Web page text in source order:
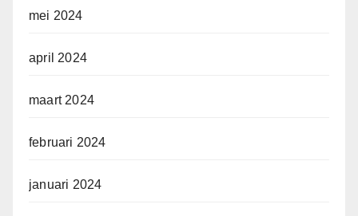
mei 2024
april 2024
maart 2024
februari 2024
januari 2024